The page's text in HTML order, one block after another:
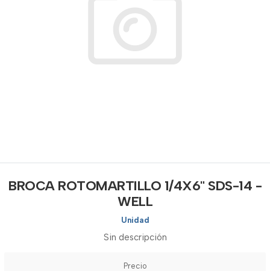
BROCA ROTOMARTILLO 1/4X6" SDS-14 -
WELL
Unidad
Sin descripción
Precio